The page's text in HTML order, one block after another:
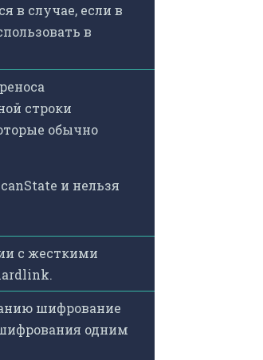
в случае, если в
в
строки
обычно
и нельзя
с жесткими
шифрование
одним